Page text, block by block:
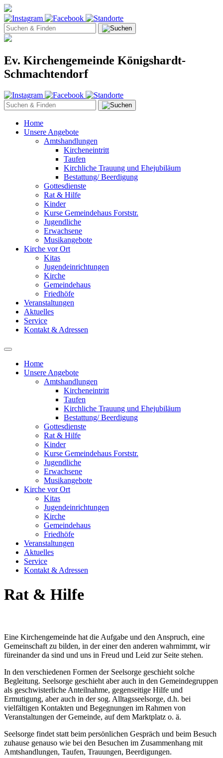
Ev. Kirchengemeinde Königshardt-
Schmachtendorf
Home
Unsere Angebote
Amtshandlungen
Kircheneintritt
Taufen
Kirchliche Trauung und Ehejubiläum
Bestattung/ Beerdigung
Gottesdienste
Rat & Hilfe
Kinder
Kurse Gemeindehaus Forststr.
Jugendliche
Erwachsene
Musikangebote
Kirche vor Ort
Kitas
Jugendeinrichtungen
Kirche
Gemeindehaus
Friedhöfe
Veranstaltungen
Aktuelles
Service
Kontakt & Adressen
Home
Unsere Angebote
Amtshandlungen
Kircheneintritt
Taufen
Kirchliche Trauung und Ehejubiläum
Bestattung/ Beerdigung
Gottesdienste
Rat & Hilfe
Kinder
Kurse Gemeindehaus Forststr.
Jugendliche
Erwachsene
Musikangebote
Kirche vor Ort
Kitas
Jugendeinrichtungen
Kirche
Gemeindehaus
Friedhöfe
Veranstaltungen
Aktuelles
Service
Kontakt & Adressen
Rat & Hilfe
Eine Kirchengemeinde hat die Aufgabe und den Anspruch, eine
Gemeinschaft zu bilden, in der einer den anderen wahrnimmt, wir
füreinander da sind und uns in Freud und Leid zur Seite stehen.
In den verschiedenen Formen der Seelsorge geschieht solche
Begleitung. Seelsorge geschieht aber auch in den Gemeindegruppen
als geschwisterliche Anteilnahme, gegenseitige Hilfe und
Ermutigung, aber auch in der sog. Alltagsseelsorge, d.h. bei
vielfältigen Kontakten und Begegnungen im Rahmen von
Veranstaltungen der Gemeinde, auf dem Marktplatz o. ä.
Seelsorge findet statt beim persönlichen Gespräch und beim Besuch
zuhause genauso wie bei den Besuchen im Zusammenhang mit
Amtshandlungen, Taufen, Trauungen, Beerdigungen.